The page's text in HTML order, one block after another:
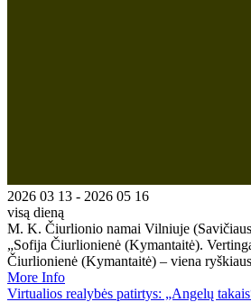
2026 03 13 - 2026 05 16
visą dieną
M. K. Čiurlionio namai Vilniuje
„Sofija Čiurlionienė (Kymantaitė).
Čiurlionienė (Kymantaitė) – viena
More Info
Virtualios realybės patirtys: „Angelų